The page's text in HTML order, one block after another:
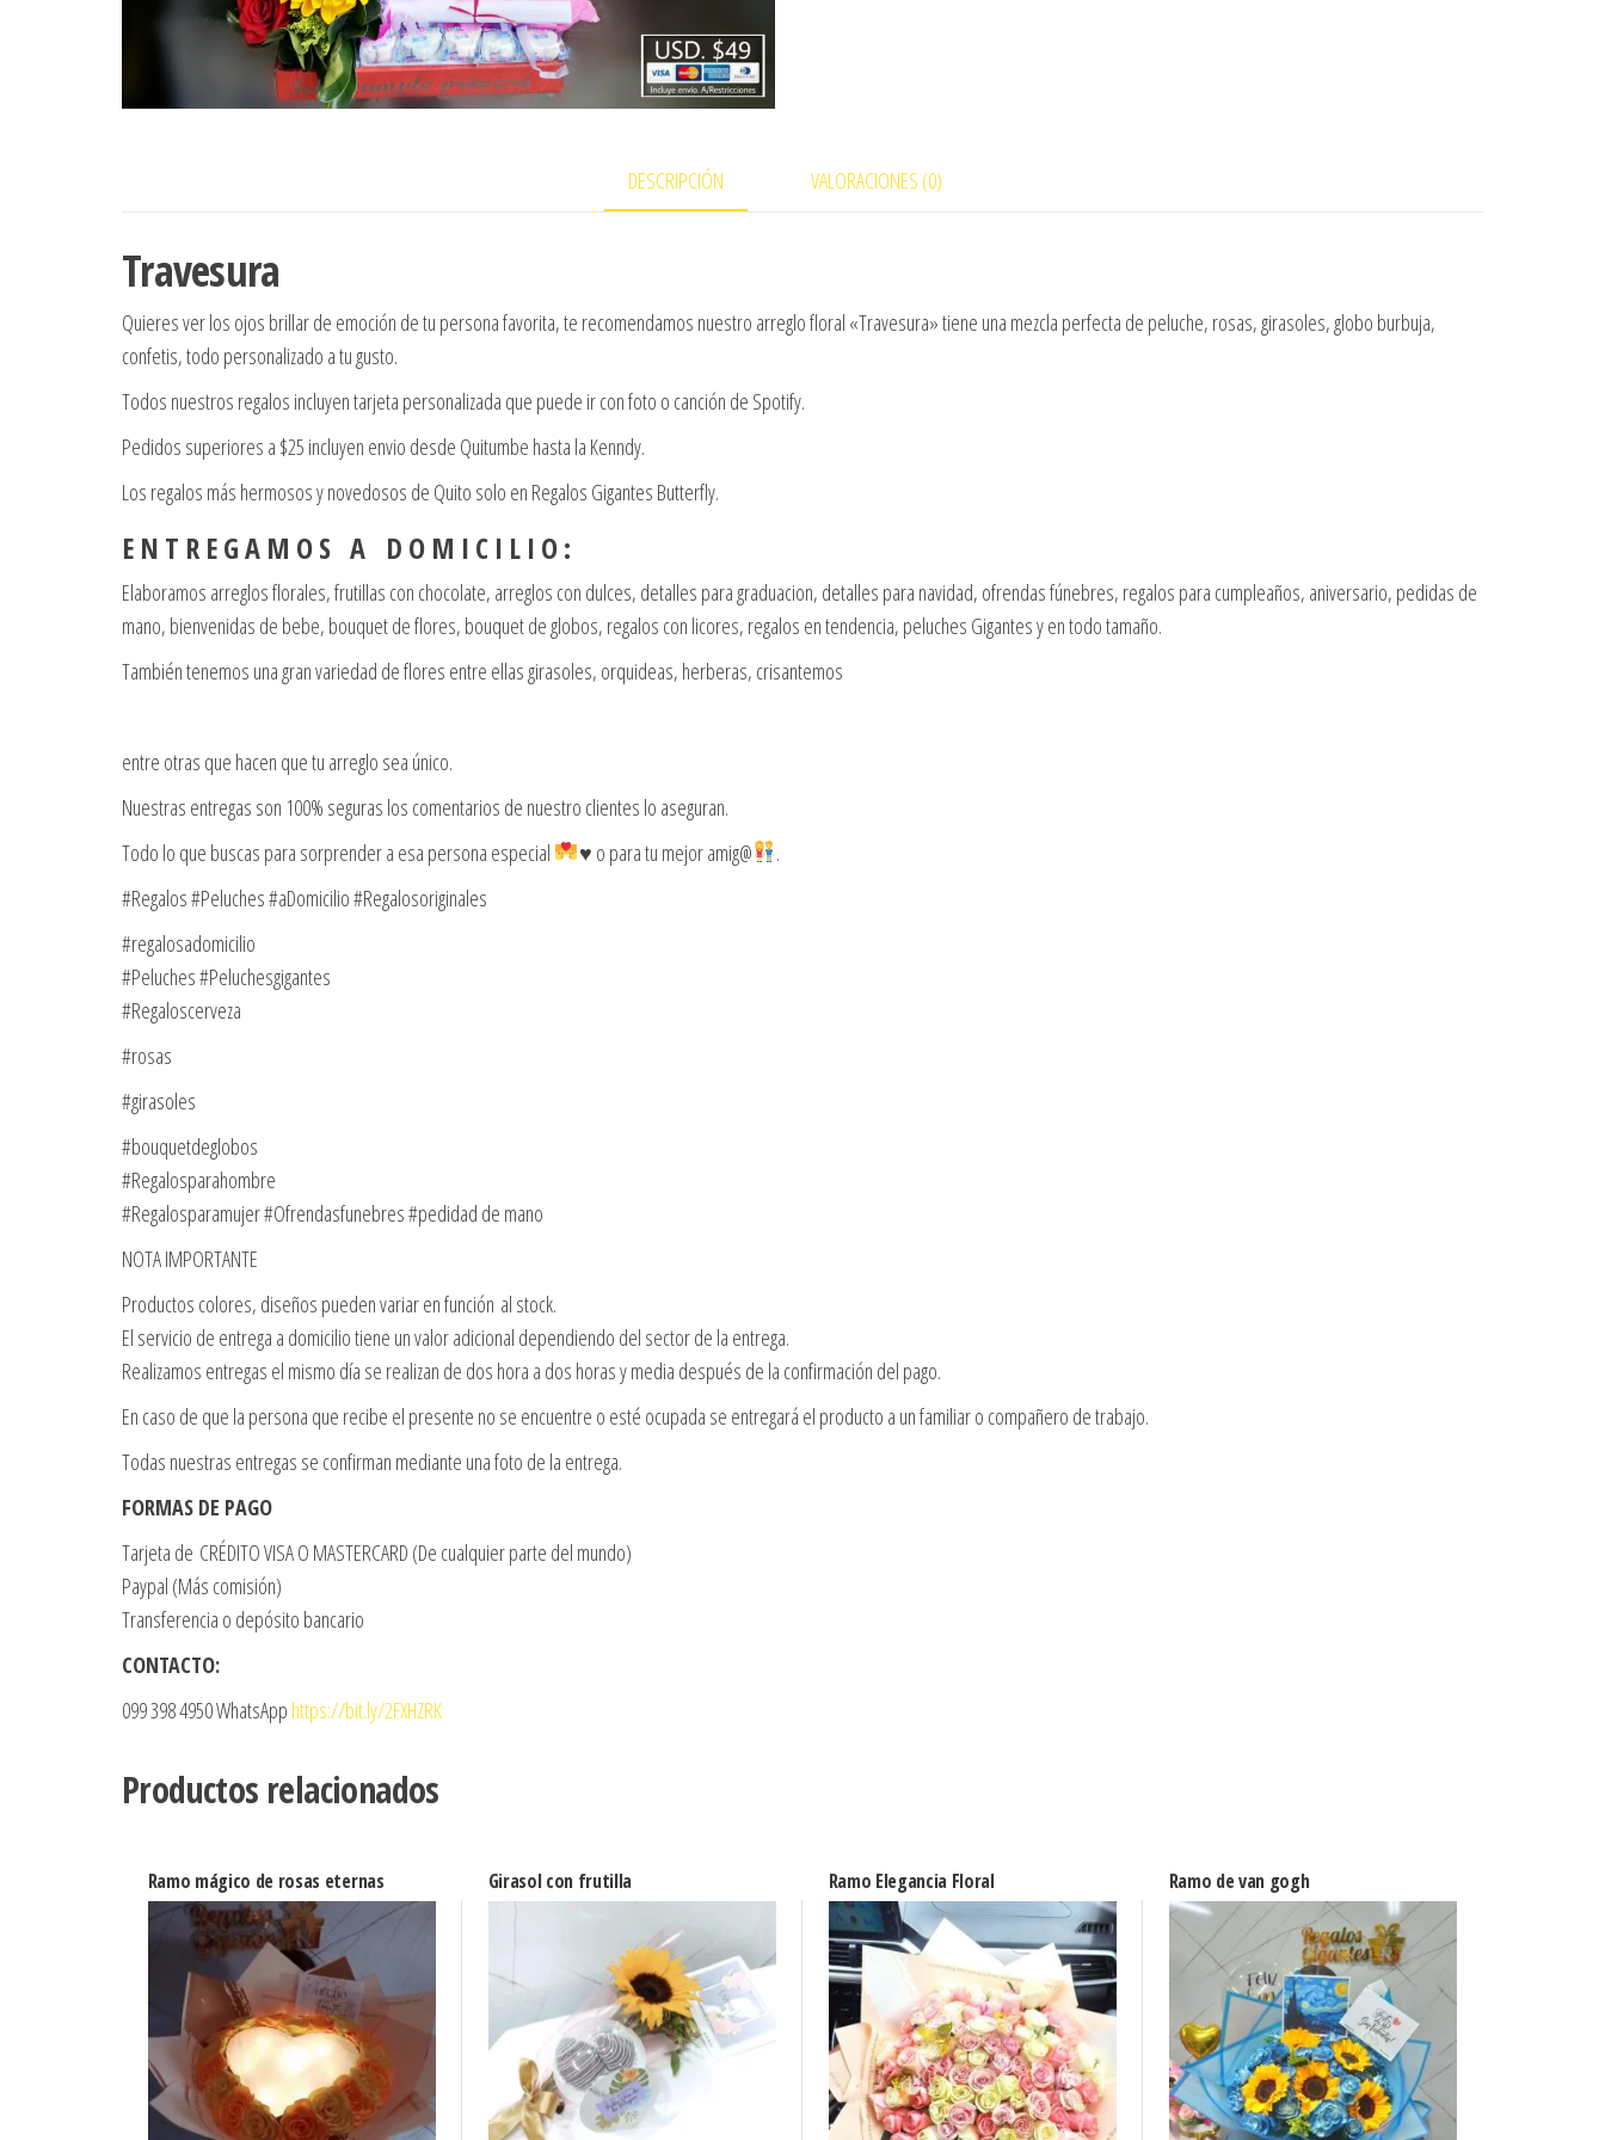
DESCRIPCIÓN VALORACIONES (0)
Travesura
Quieres ver los ojos brillar de emoción de tu persona favorita, te recomendamos nuestro arreglo floral «Travesura» tiene una mezcla perfecta de peluche, rosas, girasoles, globo burbuja,
confetis, todo personalizado a tu gusto.
Todos nuestros regalos incluyen tarjeta personalizada que puede ir con foto o canción de Spotify.
Pedidos superiores a $25 incluyen envio desde Quitumbe hasta la Kenndy.
Los regalos más hermosos y novedosos de Quito solo en Regalos Gigantes Butterfly.
E N T R E G A M O S A D O M I C I L I O :
Elaboramos arreglos florales, frutillas con chocolate, arreglos con dulces, detalles para graduacion, detalles para navidad, ofrendas fúnebres, regalos para cumpleaños, aniversario, pedidas de
mano, bienvenidas de bebe, bouquet de flores, bouquet de globos, regalos con licores, regalos en tendencia, peluches Gigantes y en todo tamaño.
También tenemos una gran variedad de flores entre ellas girasoles, orquideas, herberas, crisantemos
entre otras que hacen que tu arreglo sea único.
Nuestras entregas son 100% seguras los comentarios de nuestro clientes lo aseguran.
Todo lo que buscas para sorprender a esa persona especial
♥️ o para tu mejor amig@
.
#Regalos #Peluches #aDomicilio #Regalosoriginales
#regalosadomicilio
#Peluches #Peluchesgigantes
#Regaloscerveza
#rosas
#girasoles
#bouquetdeglobos
#Regalosparahombre
#Regalosparamujer #Ofrendasfunebres #pedidad de mano
NOTA IMPORTANTE
Productos colores, diseños pueden variar en función al stock.
El servicio de entrega a domicilio tiene un valor adicional dependiendo del sector de la entrega.
Realizamos entregas el mismo día se realizan de dos hora a dos horas y media después de la confirmación del pago.
En caso de que la persona que recibe el presente no se encuentre o esté ocupada se entregará el producto a un familiar o compañero de trabajo.
Todas nuestras entregas se confirman mediante una foto de la entrega.
FORMAS DE PAGO
Tarjeta de CRÉDITO VISA O MASTERCARD (De cualquier parte del mundo)
Paypal (Más comisión)
Transferencia o depósito bancario
CONTACTO:
099 398 4950 WhatsApp https://bit.ly/2FXHZRK
Productos relacionados
Ramo mágico de rosas eternas Girasol con frutilla Ramo Elegancia Floral Ramo de van gogh